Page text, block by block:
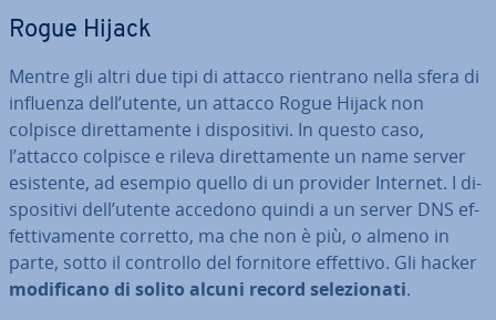
Rogue Hijack
Mentre gli altri due tipi di attacco rientrano nella sfera di
influenza dell’utente, un attacco Rogue Hijack non
colpisce di­ret­ta­men­te i di­spo­si­ti­vi. In questo caso,
l’attacco colpisce e rileva di­ret­ta­men­te un name server
esistente, ad esempio quello di un provider Internet. I di­
spo­si­ti­vi dell’utente accedono quindi a un server DNS ef­
fet­ti­va­men­te corretto, ma che non è più, o almeno in
parte, sotto il controllo del fornitore effettivo. Gli hacker
mo­di­fi­ca­no di solito alcuni record se­le­zio­na­ti.